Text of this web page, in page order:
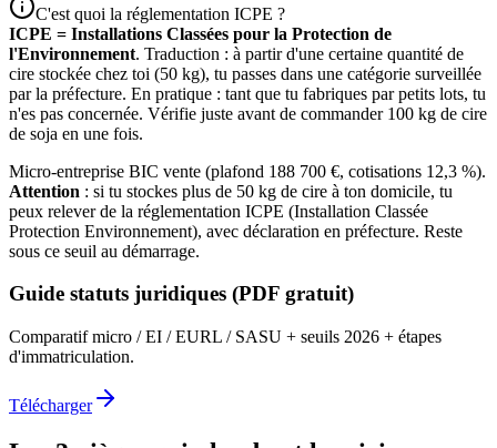
C'est quoi la réglementation ICPE ?
ICPE = Installations Classées pour la Protection de
l'Environnement. Traduction : à partir d'une certaine quantité de
cire stockée chez toi (50 kg), tu passes dans une catégorie surveillée
par la préfecture. En pratique : tant que tu fabriques par petits lots, tu
n'es pas concernée. Vérifie juste avant de commander 100 kg de cire
de soja en une fois.
Micro-entreprise BIC vente (plafond 188 700 €, cotisations 12,3 %).
Attention : si tu stockes plus de 50 kg de cire à ton domicile, tu
peux relever de la réglementation ICPE (Installation Classée
Protection Environnement), avec déclaration en préfecture. Reste
sous ce seuil au démarrage.
Guide statuts juridiques (PDF gratuit)
Comparatif micro / EI / EURL / SASU + seuils 2026 + étapes
d'immatriculation.
Télécharger